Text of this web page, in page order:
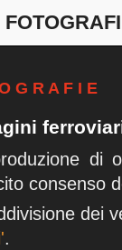
G R A F I E
di
consenso
dei
.